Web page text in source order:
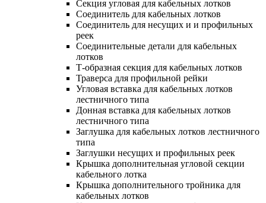
Секция угловая для кабельных лотков
Соединитель для кабельных лотков
Соединитель для несущих и и профильных
реек
Соединительные детали для кабельных
лотков
Т-образная секция для кабельных лотков
Траверса для профильной рейки
Угловая вставка для кабельных лотков
лестничного типа
Донная вставка для кабельных лотков
лестничного типа
Заглушка для кабельных лотков лестничного
типа
Заглушки несущих и профильных реек
Крышка дополнительная угловой секции
кабельного лотка
Крышка дополнительного тройника для
кабельных лотков